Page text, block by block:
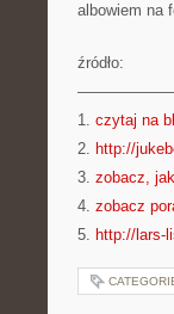
albowiem na
źródło:
1. czytaj na
2. http://
3. zobacz,
4. zobacz
5. http://lars-